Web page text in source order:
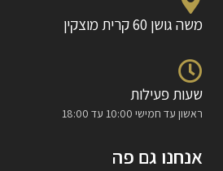
משה גושן 60 קרית מוצקין
שעות פעילות
ראשון עד חמישי 10:00 עד 18:00
אנחנו גם פה